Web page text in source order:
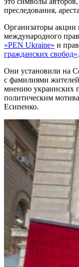
преследования,
Организаторы
международного
«PEN Ukraine» и
гражданских свобод».
Они установили на
с фамилиями
мнению украинских
политическим
Есипенко.